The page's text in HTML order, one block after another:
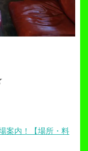
案内！【場所・料